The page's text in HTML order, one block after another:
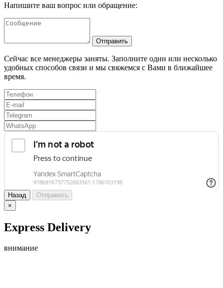
Напишите ваш вопрос или обращение:
Отправить
Сейчас все менеджеры заняты. Заполните один или несколько
удобных способов связи и мы свяжемся с Вами в ближайшее
время.
Назад
Отправить
×
Express Delivery
внимание